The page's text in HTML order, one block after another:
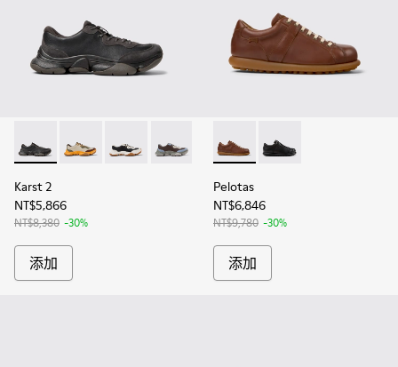
Karst 2 - K101068-001 - 男士黑色和灰色皮革及磨砂皮運動鞋
Karst 2 - K101068-012
Karst 2 - K101068-011
Karst 2 - K101068-008
Karst 2 - K101068-007
Karst 2 - K101068-006
Karst 2 -
Karst 2
NT$5,866
NT$8,380 -30%
添加
Pelotas - 17408-125 - 男士
Pelotas - 17408-126
Pelotas
NT$6,846
NT$9,780 -30%
添加